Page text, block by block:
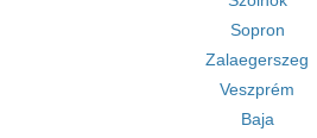
Sopron
Zalaegerszeg
Veszprém
Baja